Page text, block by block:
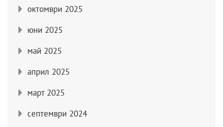
октомври 2025
юни 2025
май 2025
април 2025
март 2025
септември 2024